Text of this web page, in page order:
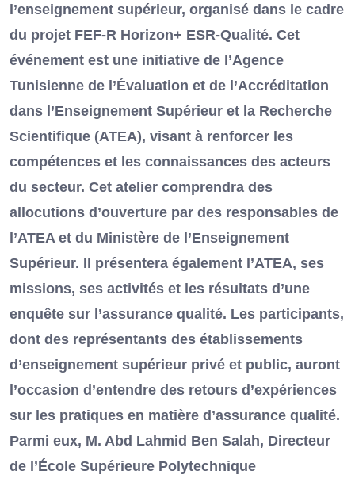
l’enseignement supérieur, organisé dans le cadre
du projet FEF-R Horizon+ ESR-Qualité. Cet
événement est une initiative de l’Agence
Tunisienne de l’Évaluation et de l’Accréditation
dans l’Enseignement Supérieur et la Recherche
Scientifique (ATEA), visant à renforcer les
compétences et les connaissances des acteurs
du secteur. Cet atelier comprendra des
allocutions d’ouverture par des responsables de
l’ATEA et du Ministère de l’Enseignement
Supérieur. Il présentera également l’ATEA, ses
missions, ses activités et les résultats d’une
enquête sur l’assurance qualité. Les participants,
dont des représentants des établissements
d’enseignement supérieur privé et public, auront
l’occasion d’entendre des retours d’expériences
sur les pratiques en matière d’assurance qualité.
Parmi eux, M. Abd Lahmid Ben Salah, Directeur
de l’École Supérieure Polytechnique